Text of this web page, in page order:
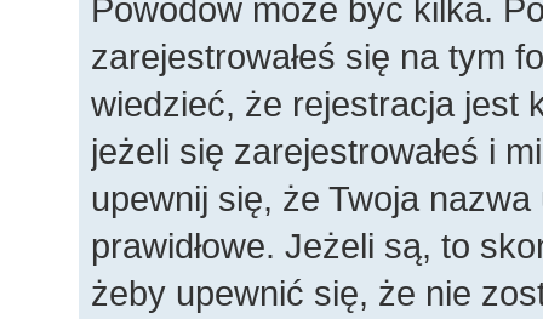
Powodów może być kilka.
zarejestrowałeś się na tym
wiedzieć, że rejestracja jest
jeżeli się zarejestrowałeś i
upewnij się, że Twoja
prawidłowe. Jeżeli są, to
żeby upewnić się, że nie